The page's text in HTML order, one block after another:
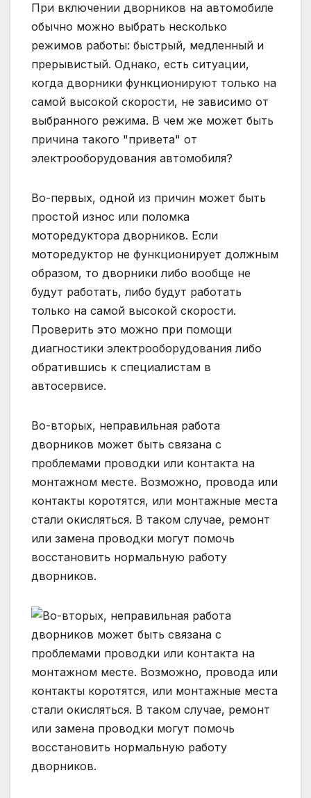
При включении дворников на автомобиле
обычно можно выбрать несколько
режимов работы: быстрый, медленный и
прерывистый. Однако, есть ситуации,
когда дворники функционируют только на
самой высокой скорости, не зависимо от
выбранного режима. В чем же может быть
причина такого "привета" от
электрооборудования автомобиля?
Во-первых, одной из причин может быть
простой износ или поломка
моторедуктора дворников. Если
моторедуктор не функционирует должным
образом, то дворники либо вообще не
будут работать, либо будут работать
только на самой высокой скорости.
Проверить это можно при помощи
диагностики электрооборудования либо
обратившись к специалистам в
автосервисе.
Во-вторых, неправильная работа
дворников может быть связана с
проблемами проводки или контакта на
монтажном месте. Возможно, провода или
контакты коротятся, или монтажные места
стали окисляться. В таком случае, ремонт
или замена проводки могут помочь
восстановить нормальную работу
дворников.